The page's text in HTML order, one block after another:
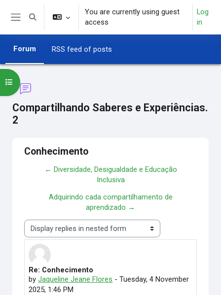
Skip to main content
Toggle search input
You are currently using guest
access
Log
in
Forum RSS feed of posts
Compartilhando Saberes e Experiências.
2
Open course index
Conhecimento
← Diversidade, Desigualdade e Educação
Inclusiva
Adquirindo cada compartilhamento de
aprendizado →
Display mode
Re: Conhecimento
byJaqueline Jeane Flores -Tuesday, 4 November
2025, 1:46 PM
Number of replies: 0